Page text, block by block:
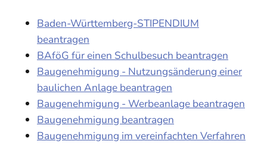
Baden-Württemberg-STIPENDIUM
beantragen
BAföG für einen Schulbesuch beantragen
Baugenehmigung - Nutzungsänderung einer
baulichen Anlage beantragen
Baugenehmigung - Werbeanlage beantragen
Baugenehmigung beantragen
Baugenehmigung im vereinfachten Verfahren